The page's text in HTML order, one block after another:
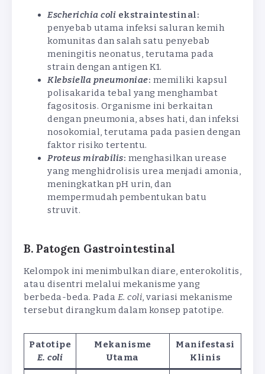
Escherichia coli ekstraintestinal:
penyebab utama infeksi saluran kemih
komunitas dan salah satu penyebab
meningitis neonatus, terutama pada
strain dengan antigen K1.
Klebsiella pneumoniae: memiliki kapsul
polisakarida tebal yang menghambat
fagositosis. Organisme ini berkaitan
dengan pneumonia, abses hati, dan infeksi
nosokomial, terutama pada pasien dengan
faktor risiko tertentu.
Proteus mirabilis: menghasilkan urease
yang menghidrolisis urea menjadi amonia,
meningkatkan pH urin, dan
mempermudah pembentukan batu
struvit.
B. Patogen Gastrointestinal
Kelompok ini menimbulkan diare, enterokolitis,
atau disentri melalui mekanisme yang
berbeda-beda. Pada E. coli, variasi mekanisme
tersebut dirangkum dalam konsep patotipe.
Patotipe
E. coli
Mekanisme
Utama
Manifestasi
Klinis